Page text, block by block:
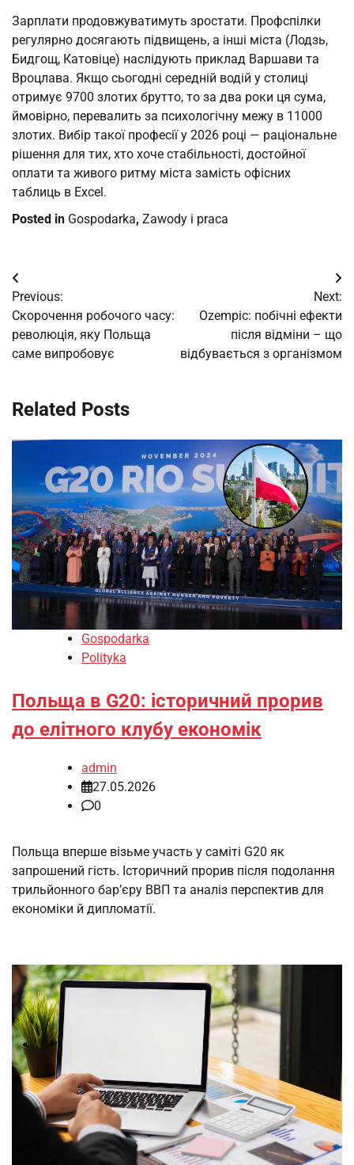
Зарплати продовжуватимуть зростати. Профспілки
регулярно досягають підвищень, а інші міста (Лодзь,
Бидгощ, Катовіце) наслідують приклад Варшави та
Вроцлава. Якщо сьогодні середній водій у столиці
отримує 9700 злотих брутто, то за два роки ця сума,
ймовірно, перевалить за психологічну межу в 11000
злотих. Вибір такої професії у 2026 році — раціональне
рішення для тих, хто хоче стабільності, достойної
оплати та живого ритму міста замість офісних
таблиць в Excel.
Posted in Gospodarka, Zawody i praca
Post
navigation
Previous:
Скорочення робочого часу:
революція, яку Польща
саме випробовує
Next:
Ozempic: побічні ефекти
після відміни – що
відбувається з організмом
Related Posts
Gospodarka
Polityka
Польща в G20: історичний прорив
до елітного клубу економік
admin
27.05.2026
0
Польща вперше візьме участь у саміті G20 як
запрошений гість. Історичний прорив після подолання
трильйонного бар’єру ВВП та аналіз перспектив для
економіки й дипломатії.